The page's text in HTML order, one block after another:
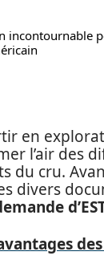
incontournable
en
l’air des
du cru.
divers